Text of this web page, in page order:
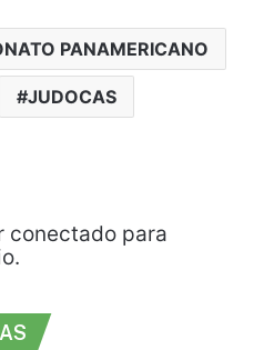
PANAMERICANO
JUDOCAS
conectado para